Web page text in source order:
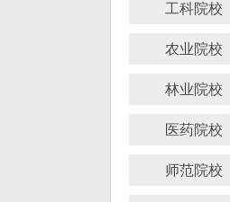
工科院校
农业院校
林业院校
医药院校
师范院校